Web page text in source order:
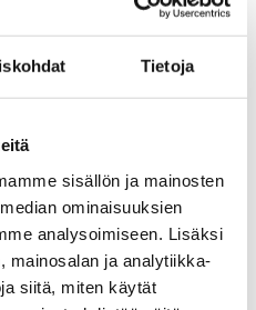
Tietoja
sisällön ja mainosten
ominaisuuksien
analysoimiseen. Lisäksi
mainosalan ja analytiikka-
siitä, miten käytät
ja hinnastot
jakeluhäiriöistä
asiakaslehti